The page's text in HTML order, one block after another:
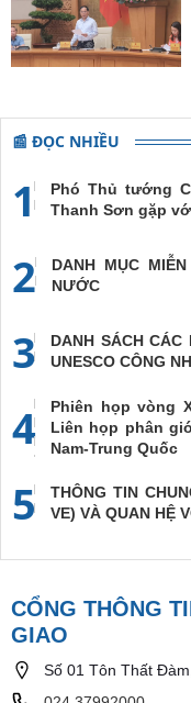
📰 ĐỌC NHIỀU
1
Phó Thủ tướng
Thanh Sơn gặp
2
DANH MỤC
NƯỚC
3
DANH SÁCH
UNESCO CÔNG
4
Phiên họp vòng
Liên họp phân
Nam-Trung Quốc
5
THÔNG TIN
VE) VÀ QUAN HỆ
CỔNG THÔNG
GIAO
Số 01 Tôn Thất